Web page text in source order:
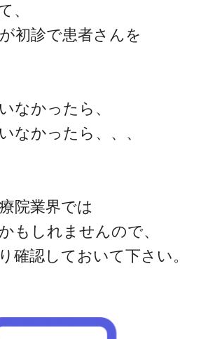
、
初診で患者さんを
なかったら、
なかったら、、、
院業界では
もしれませんので、
確認しておいて下さい。